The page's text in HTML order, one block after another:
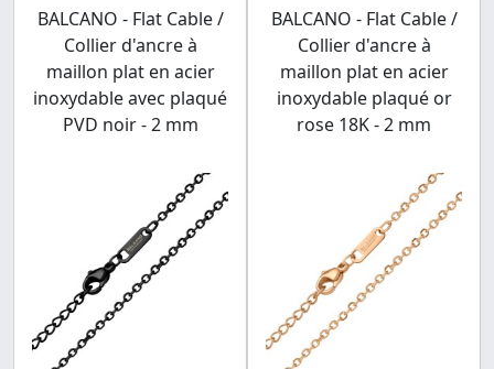
BALCANO - Flat Cable /
Collier d'ancre à
maillon plat en acier
inoxydable avec plaqué
PVD noir - 2 mm
BALCANO - Flat Cable /
Collier d'ancre à
maillon plat en acier
inoxydable plaqué or
rose 18K - 2 mm